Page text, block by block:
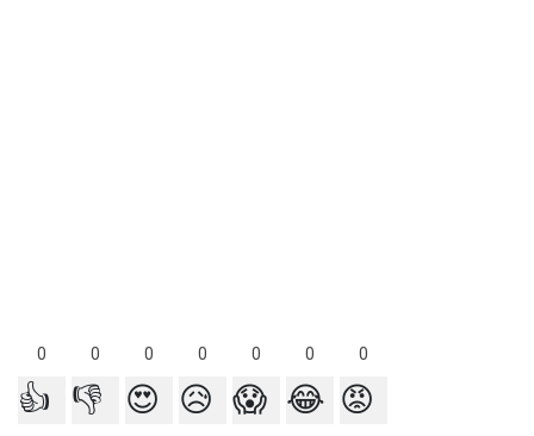
0 0 0 0 0 0 0
👍 👎 😍 😥 😱 😂 😡